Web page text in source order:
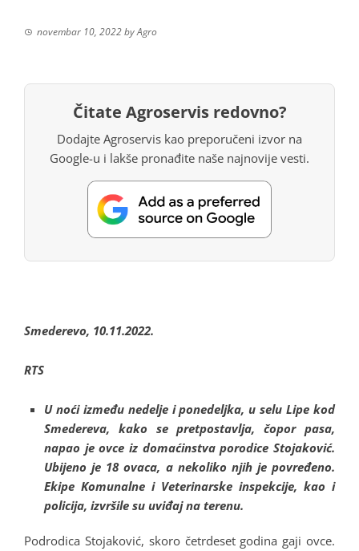
novembar 10, 2022byAgro
Čitate Agroservis redovno?
Dodajte Agroservis kao preporučeni izvor na
Google-u i lakše pronađite naše najnovije vesti.
Smederevo, 10.11.2022.
RTS
U noći između nedelje i ponedeljka, u selu Lipe kod
Smedereva, kako se pretpostavlja, čopor pasa,
napao je ovce iz domaćinstva porodice Stojaković.
Ubijeno je 18 ovaca, a nekoliko njih je povređeno.
Ekipe Komunalne i Veterinarske inspekcije, kao i
policija, izvršile su uviđaj na terenu.
Podrodica Stojaković, skoro četrdeset godina gaji ovce.